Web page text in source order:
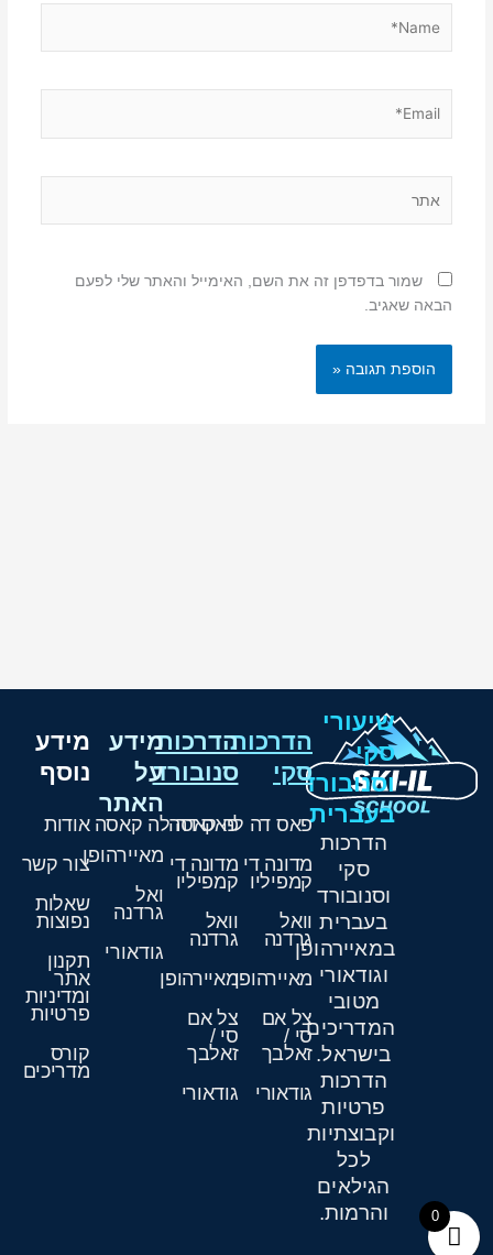
שמור בדפדפן זה את השם, האימייל והאתר שלי לפעם
הבאה שאגיב.
שיעורי
סקי
וסנובורד
בעברית
הדרכות
סקי
וסנובורד
בעברית
במאיירהופן
וגודאורי
מטובי
המדריכים
בישראל.
הדרכות
פרטיות
וקבוצתיות
לכל
הגילאים
והרמות.
הדרכות
סקי
פאס דה לה קאסה
מדונה די
קמפיליו
וואל
גרדנה
מאיירהופן
צל אם
סי /
זאלבך
גודאורי
הדרכות
סנובורד
פאס דה לה קאסה
מדונה די
קמפיליו
וואל
גרדנה
מאיירהופן
צל אם
סי /
זאלבך
גודאורי
מידע
על
האתר
מאיירהופן
ואל
גרדנה
גודאורי
מידע
נוסף
אודות
צור קשר
שאלות
נפוצות
תקנון
אתר
ומדיניות
פרטיות
קורס
מדריכים
0